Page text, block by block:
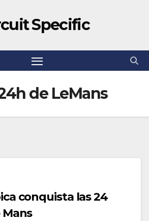
Specific
de LeMans
conquista las 24
Mans